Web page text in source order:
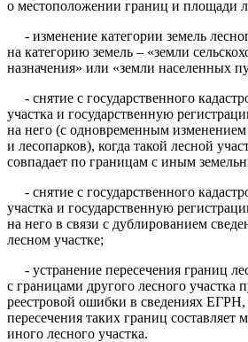
о местоположении границ и площади
- изменение категории земель
на категорию земель – «земли
назначения» или «земли населенных
- снятие с государственного
участка и государственную
на него (с одновременным изменением
и лесопарков), когда такой лесной
совпадает по границам с иным
- снятие с государственного
участка и государственную
на него в связи с дублированием
лесном участке;
- устранение пересечения границ
с границами другого лесного участка
реестровой ошибки в сведениях
пересечения таких границ составляет
иного лесного участка.